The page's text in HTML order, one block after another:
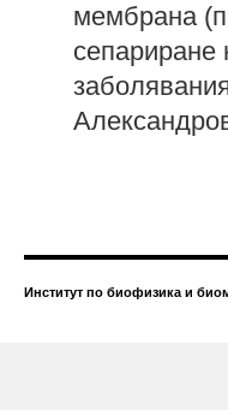
мембрана
сепариране
Институт по биофизика и